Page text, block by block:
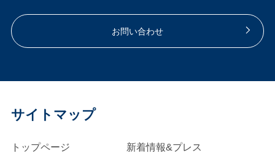
お問い合わせ
サイトマップ
トップページ 新着情報&プレス